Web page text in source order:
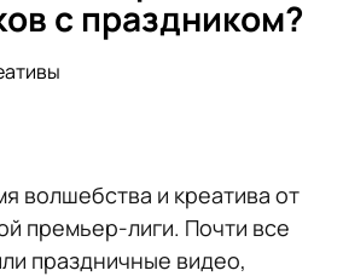
с праздником?
волшебства и креатива от
премьер-лиги. Почти все
праздничные видео,